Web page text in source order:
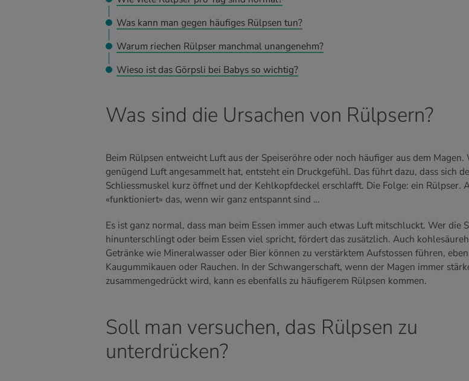
Was kann man gegen häufiges Rülpsen tun?
Warum riechen Rülpser manchmal unangenehm?
Wieso ist das Görpsli bei Babys so wichtig?
Was sind die Ursachen von Rülpsern?
Beim Rülpsen entweicht Luft aus der Speiseröhre oder noch häufiger aus dem Magen.
genügend Luft angesammelt hat, entsteht ein Druckgefühl. Das führt dazu, dass sich
Schliessmuskel kurz öffnet und der Kehlkopfdeckel erschlafft. Die Folge: ein Rülpser.
«funktioniert» das, wenn wir ganz entspannt sind …
Es ist ganz normal, dass man beim Essen immer auch etwas Luft mitschluckt. Wer die
hinunterschlingt oder beim Essen viel spricht, fördert das zusätzlich. Auch
Getränke wie Mineralwasser oder Bier können zu verstärktem Aufstossen führen,
Kaugummikauen oder Rauchen. In der Schwangerschaft, wenn der Magen immer
zusammengedrückt wird, kann es ebenfalls zu häufigerem Rülpsen kommen.
Soll man versuchen, das Rülpsen zu
unterdrücken?